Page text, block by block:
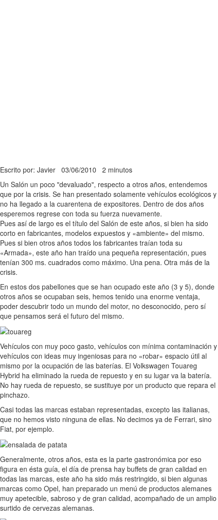
Escrito por: Javier 03/06/2010 2 minutos
Un Salón un poco "devaluado", respecto a otros años, entendemos
que por la crisis. Se han presentado solamente vehículos ecológicos y
no ha llegado a la cuarentena de expositores. Dentro de dos años
esperemos regrese con toda su fuerza nuevamente.
Pues así de largo es el título del Salón de este años, si bien ha sido
corto en fabricantes, modelos expuestos y «ambiente» del mismo.
Pues si bien otros años todos los fabricantes traían toda su
«Armada», este año han traído una pequeña representación, pues
tenían 300 ms. cuadrados como máximo. Una pena. Otra más de la
crisis.
En estos dos pabellones que se han ocupado este año (3 y 5), donde
otros años se ocupaban seis, hemos tenido una enorme ventaja,
poder descubrir todo un mundo del motor, no desconocido, pero sí
que pensamos será el futuro del mismo.
Vehículos con muy poco gasto, vehículos con mínima contaminación y
vehículos con ideas muy ingeniosas para no «robar» espacio útil al
mismo por la ocupación de las baterías. El Volkswagen Touareg
Hybrid ha eliminado la rueda de repuesto y en su lugar va la batería.
No hay rueda de repuesto, se sustituye por un producto que repara el
pinchazo.
Casi todas las marcas estaban representadas, excepto las italianas,
que no hemos visto ninguna de ellas. No decimos ya de Ferrari, sino
Fiat, por ejemplo.
Generalmente, otros años, esta es la parte gastronómica por eso
figura en ésta guía, el día de prensa hay buffets de gran calidad en
todas las marcas, este año ha sido más restringido, si bien algunas
marcas como Opel, han preparado un menú de productos alemanes
muy apetecible, sabroso y de gran calidad, acompañado de un amplio
surtido de cervezas alemanas.